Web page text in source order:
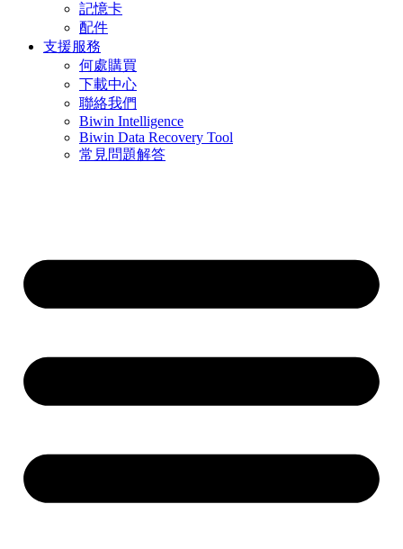
記憶卡
配件
支援服務
何處購買
下載中心
聯絡我們
Biwin Intelligence
Biwin Data Recovery Tool
常見問題解答